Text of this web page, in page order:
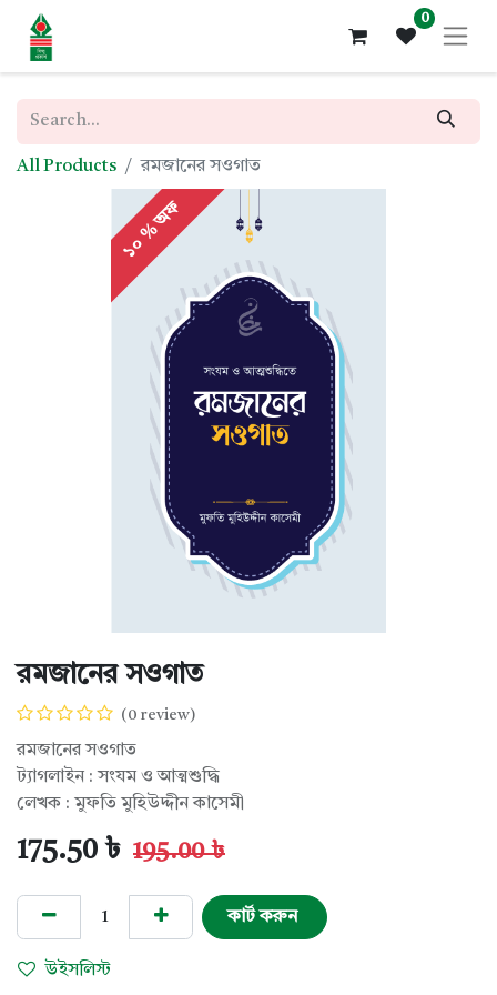
0
All Products রমজানের সওগাত
১০ % অফ
রমজানের সওগাত
(0 review)
রমজানের সওগাত
ট্যাগলাইন : সংযম ও আত্মশুদ্ধি
লেখক : মুফতি মুহিউদ্দীন কাসেমী
175.50 ৳ 195.00৳
কার্ট করুন
উইসলিস্ট